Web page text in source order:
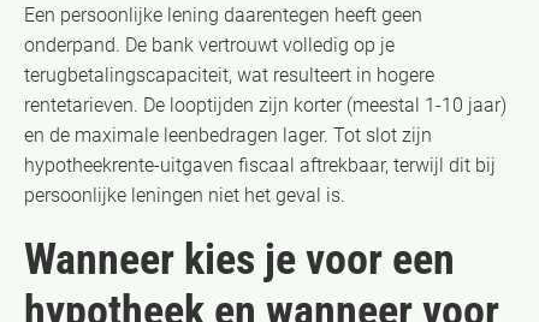
Een persoonlijke lening daarentegen heeft geen
onderpand. De bank vertrouwt volledig op je
terugbetalingscapaciteit, wat resulteert in hogere
rentetarieven. De looptijden zijn korter (meestal 1-10 jaar)
en de maximale leenbedragen lager. Tot slot zijn
hypotheekrente-uitgaven fiscaal aftrekbaar, terwijl dit bij
persoonlijke leningen niet het geval is.
Wanneer kies je voor een
hypotheek en wanneer voor